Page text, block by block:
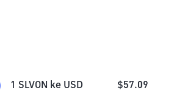
1 SLVON ke USD $57.09